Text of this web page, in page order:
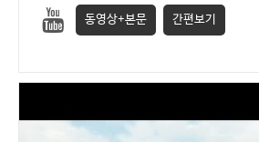
동영상+본문 간편보기